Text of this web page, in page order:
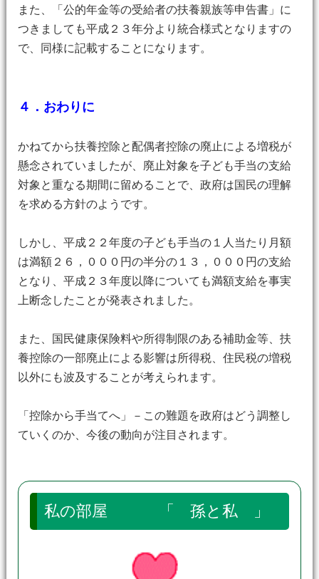
また、「公的年金等の受給者の扶養親族等申告書」に
つきましても平成２３年分より統合様式となりますの
で、同様に記載することになります。
４．おわりに
かねてから扶養控除と配偶者控除の廃止による増税が
懸念されていましたが、廃止対象を子ども手当の支給
対象と重なる期間に留めることで、政府は国民の理解
を求める方針のようです。
しかし、平成２２年度の子ども手当の１人当たり月額
は満額２６，０００円の半分の１３，０００円の支給
となり、平成２３年度以降についても満額支給を事実
上断念したことが発表されました。
また、国民健康保険料や所得制限のある補助金等、扶
養控除の一部廃止による影響は所得税、住民税の増税
以外にも波及することが考えられます。
「控除から手当てへ」－この難題を政府はどう調整し
ていくのか、今後の動向が注目されます。
私の部屋 「 孫と私 」